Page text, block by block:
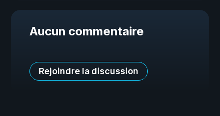
Aucun commentaire
Rejoindre la discussion